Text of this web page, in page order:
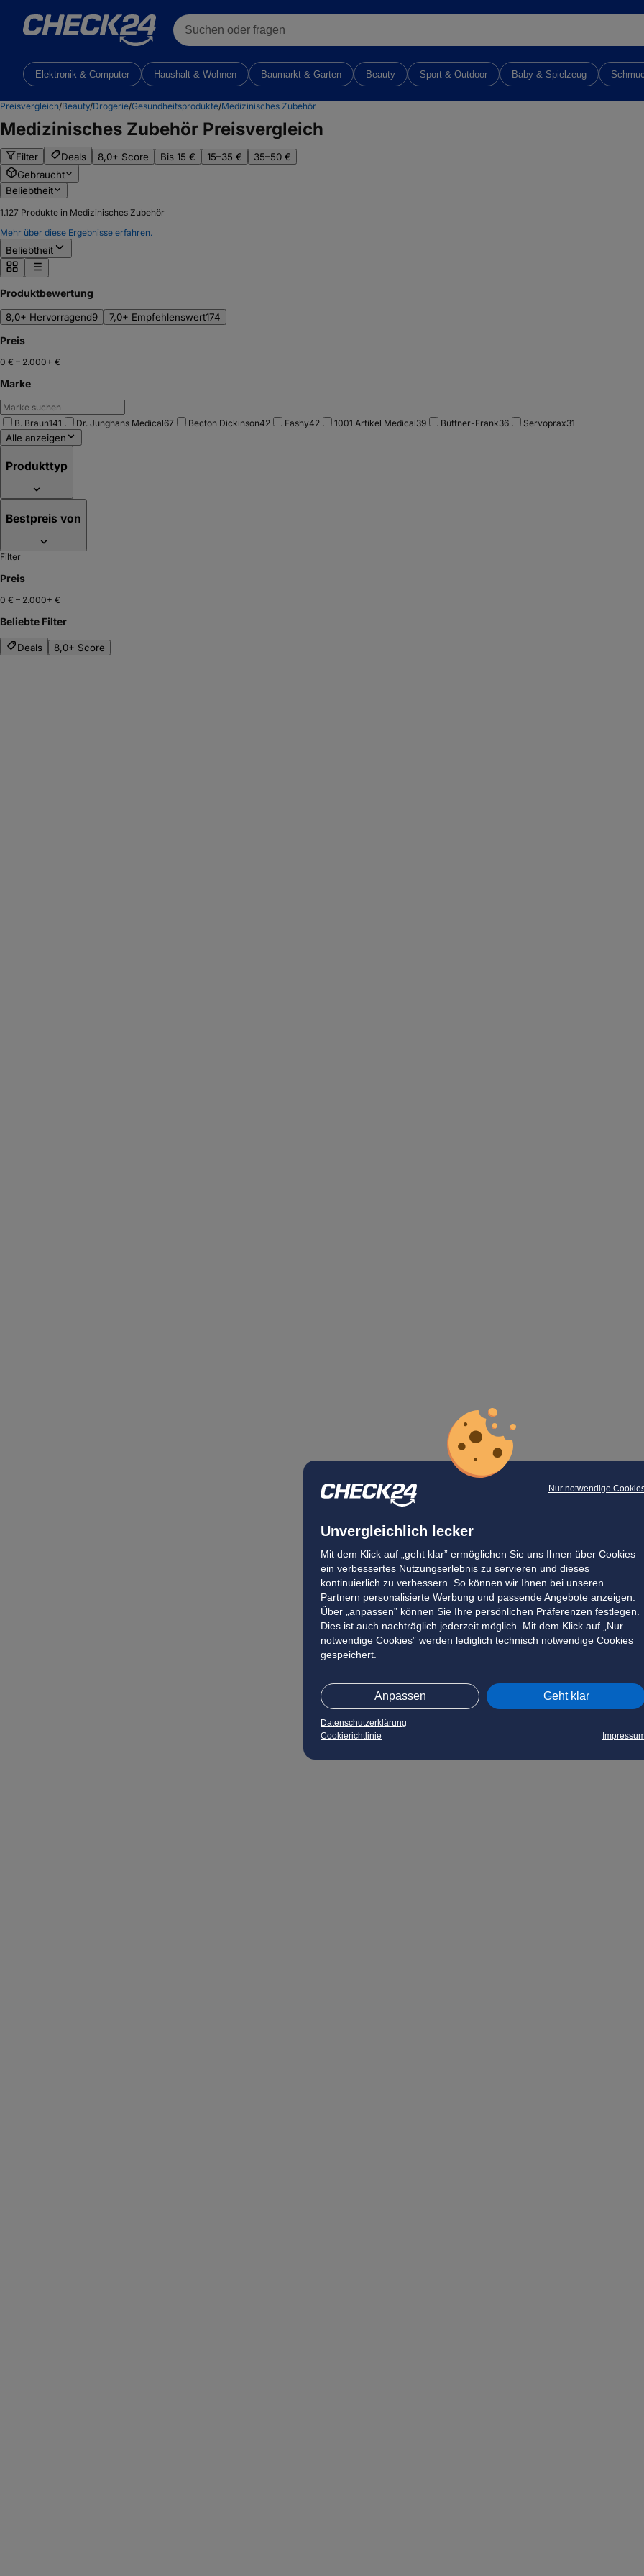
Nur notwendige
Unvergleichlich lecker
Mit dem Klick auf „geht klar” ermöglichen Sie uns Ihnen über Cookies
ein verbessertes Nutzungserlebnis zu servieren und dieses
kontinuierlich zu verbessern. So können wir Ihnen bei unseren
Partnern personalisierte Werbung und passende Angebote anzeigen.
Über „anpassen” können Sie Ihre persönlichen Präferenzen festlegen.
Dies ist auch nachträglich jederzeit möglich. Mit dem Klick auf „Nur
notwendige Cookies” werden lediglich technisch notwendige Cookies
gespeichert.
Anpassen Geht klar
Datenschutzerklärung
Cookierichtlinie
Suchen oder fragen
Elektronik & Computer Haushalt & Wohnen Baumarkt & Garten Beauty Sport & Outdoor Baby & Spielzeug
Preisvergleich/Beauty/Drogerie/Gesundheitsprodukte/Medizinisches Zubehör
Medizinisches Zubehör Preisvergleich
Filter Deals 8,0+ Score Bis 15 € 15–35 €
35–50 €
Gebraucht
Beliebtheit
1.127 Produkte in Medizinisches Zubehör
Mehr über diese Ergebnisse erfahren.
Beliebtheit
Produktbewertung
8,0+ Hervorragend9 7,0+ Empfehlenswert174
Preis
0 € – 2.000+ €
Marke
B. Braun141 Dr. Junghans Medical67 Becton Dickinson42 Fashy42 1001 Artikel Medical39 Büttner-Frank36 Servoprax31
Alle anzeigen
Produkttyp
Bestpreis von
Filter
Preis
0 € – 2.000+ €
Beliebte Filter
Deals 8,0+ Score